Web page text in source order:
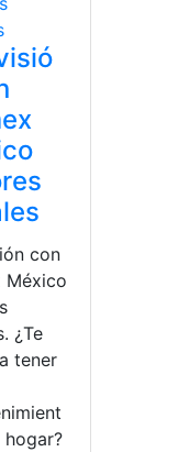
con
México
¿Te
tener